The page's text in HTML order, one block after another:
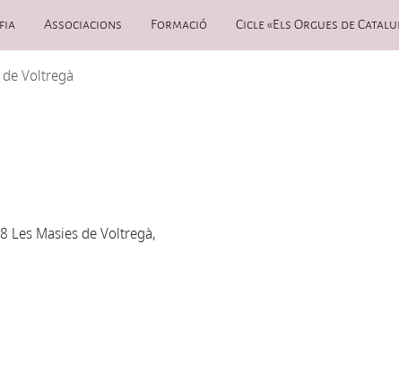
Associacions Formació Cicle «Els Orgues de
Voltregà
Les Masies de Voltregà,